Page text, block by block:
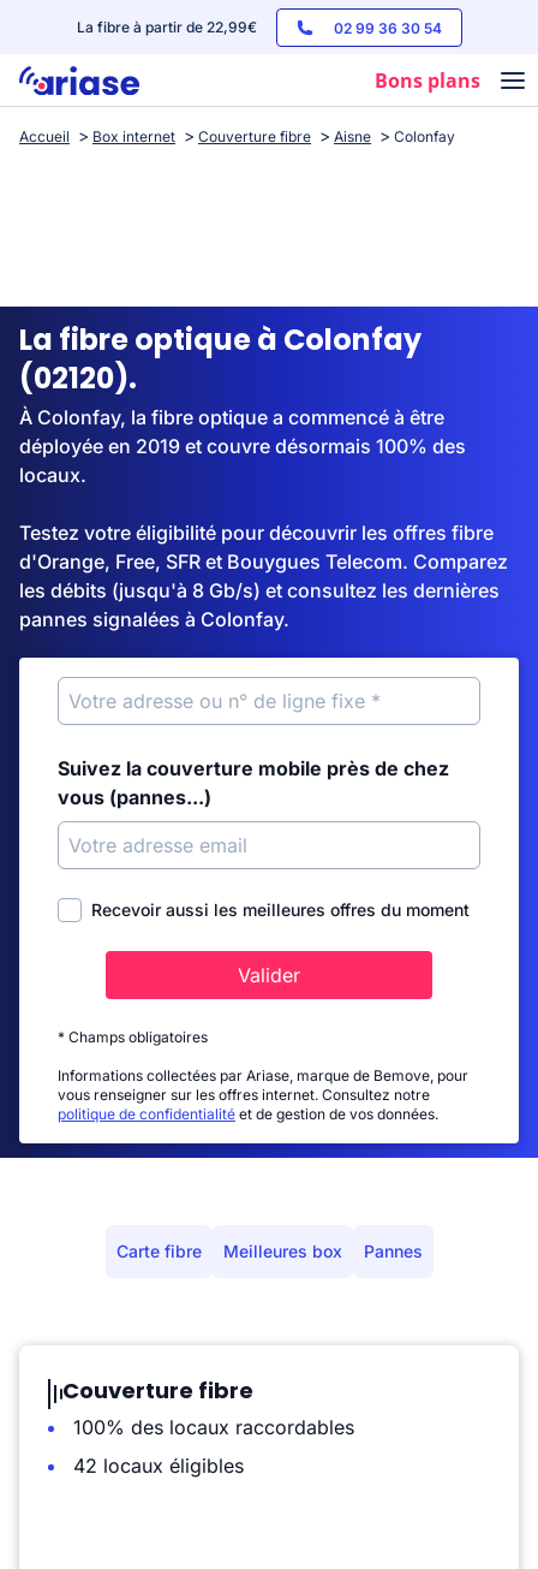
La fibre à partir de 22,99€ 02 99 36 30 54
Bons plans
Box internet
Streaming
Accueil Box internet Couverture fibre Aisne Colonfay
La fibre optique à Colonfay
(02120).
À Colonfay, la fibre optique a commencé à être
déployée en 2019 et couvre désormais 100% des
locaux.
Testez votre éligibilité pour découvrir les offres fibre
d'Orange, Free, SFR et Bouygues Telecom. Comparez
les débits (jusqu'à 8 Gb/s) et consultez les dernières
pannes signalées à Colonfay.
Suivez la couverture mobile près de chez
vous (pannes...)
Recevoir aussi les meilleures offres du moment
Valider
* Champs obligatoires
Informations collectées par Ariase, marque de Bemove, pour
vous renseigner sur les offres internet. Consultez notre
politique de confidentialité et de gestion de vos données.
Carte fibre Meilleures box Pannes
Couverture fibre
100% des locaux raccordables
42 locaux éligibles